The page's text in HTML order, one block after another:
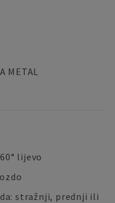
METAL
lijevo
stražnji, prednji ili